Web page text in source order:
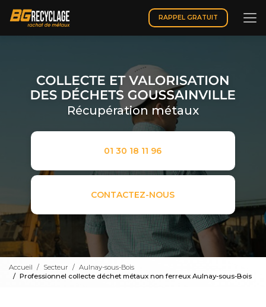
contenu
principal
RAPPEL GRATUIT
Récupération métaux
01 30 18 11 96
CONTACTEZ-NOUS
Accueil Secteur
Aulnay-sous-Bois
Professionnel collecte déchet métaux non ferreux Aulnay-sous-Bois